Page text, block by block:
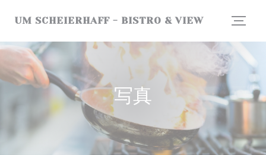
UM SCHEIERHAFF - BISTRO & VIEW
写真